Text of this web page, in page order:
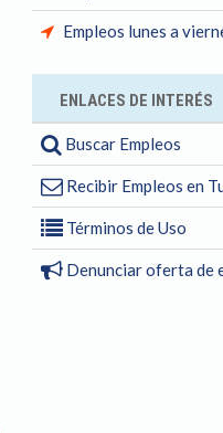
Empleos lunes a
ENLACES DE INTERÉS
Buscar Empleos
Recibir Empleos en
Términos de Uso
Denunciar oferta de